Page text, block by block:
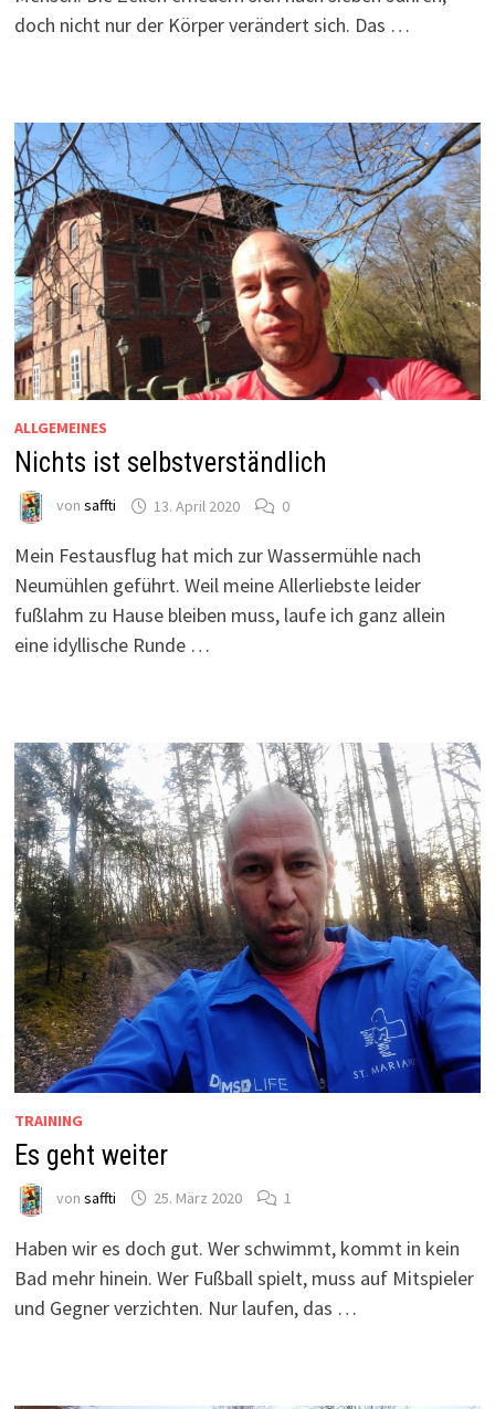
doch nicht nur der Körper verändert sich. Das …
ALLGEMEINES
Nichts ist selbstverständlich
von saffti 13. April 2020 0
Mein Festausflug hat mich zur Wassermühle nach
Neumühlen geführt. Weil meine Allerliebste leider
fußlahm zu Hause bleiben muss, laufe ich ganz allein
eine idyllische Runde …
TRAINING
Es geht weiter
von saffti 25. März 2020 1
Haben wir es doch gut. Wer schwimmt, kommt in kein
Bad mehr hinein. Wer Fußball spielt, muss auf Mitspieler
und Gegner verzichten. Nur laufen, das …